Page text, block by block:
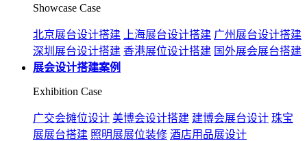
Showcase Case
北京展台设计搭建 上海展台设计搭建 广州展台设计搭建
深圳展台设计搭建 香港展位设计搭建 国外展会展台搭建
展会设计搭建案例
Exhibition Case
广交会摊位设计 美博会设计搭建 建博会展台设计 珠宝
展展台搭建 照明展展位装修 酒店用品展设计